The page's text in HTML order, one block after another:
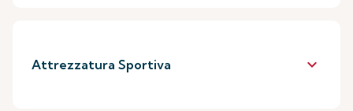
Attrezzatura Sportiva keyboard_arrow_down